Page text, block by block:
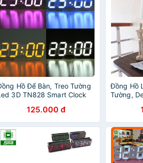
Hồ Để Bàn, Treo Tường
3D TN828 Smart Clock
125.000 đ
Đồng Hồ
Tường,